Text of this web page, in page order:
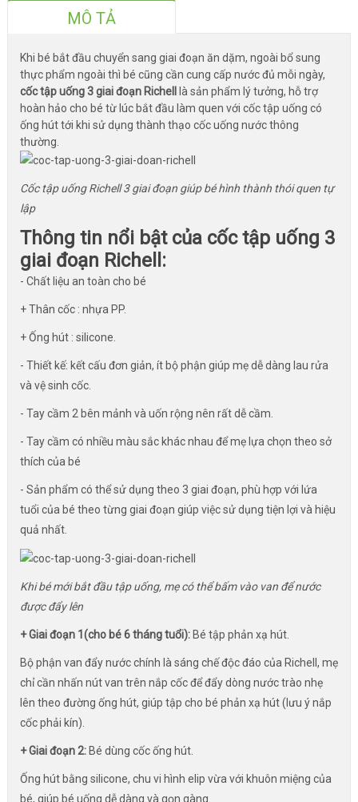
MÔ TẢ
Khi bé bắt đầu chuyển sang giai đoạn ăn dặm, ngoài bổ sung
thực phẩm ngoài thì bé cũng cần cung cấp nước đủ mỗi ngày,
cốc tập uống 3 giai đoạn Richelllà sản phẩm lý tưởng, hỗ trợ
hoàn hảo cho bé từ lúc bắt đầu làm quen với cốc tập uống có
ống hút tới khi sử dụng thành thạo cốc uống nước thông
thường.
Cốc tập uống Richell 3 giai đoạn giúp bé hình thành thói quen tự
lập
Thông tin nổi bật của cốc tập uống 3
giai đoạn Richell:
- Chất liệu an toàn cho bé
+ Thân cốc : nhựa PP.
+ Ống hút : silicone.
- Thiết kế: kết cấu đơn giản, ít bộ phận giúp mẹ dễ dàng lau rửa
và vệ sinh cốc.
- Tay cầm 2 bên mảnh và uốn rộng nên rất dễ cầm.
- Tay cầm có nhiều màu sắc khác nhau để mẹ lựa chọn theo sở
thích của bé
- Sản phẩm có thể sử dụng theo 3 giai đoạn, phù hợp với lứa
tuổi của bé theo từng giai đoạn giúp việc sử dụng tiện lợi và hiệu
quả nhất.
Khi bé mới bắt đầu tập uống, mẹ có thể bấm vào van để nước
được đẩy lên
+ Giai đoạn 1(cho bé 6 tháng tuổi):Bé tập phản xạ hút.
Bộ phận van đẩy nước chính là sáng chế độc đáo của Richell, mẹ
chỉ cần nhấn nút van trên nắp cốc để đẩy dòng nước trào nhẹ
lên theo đường ống hút, giúp tập cho bé phản xạ hút (lưu ý nắp
cốc phải kín).
+ Giai đoạn 2:Bé dùng cốc ống hút.
Ống hút bằng silicone, chu vi hình elip vừa với khuôn miệng của
bé, giúp bé uống dễ dàng và gọn gàng.